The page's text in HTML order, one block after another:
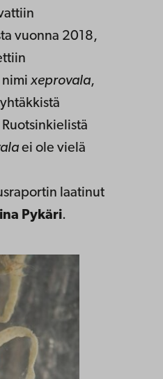
vuonna 2018,
xeprovala,
ei ole vielä
laatinut
Pykäri.